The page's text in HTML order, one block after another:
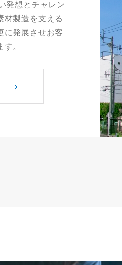
発想とチャレン
材製造を支える
に発展させお客
。